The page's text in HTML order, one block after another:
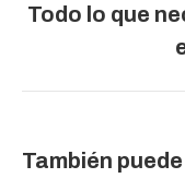
Todo lo que
También